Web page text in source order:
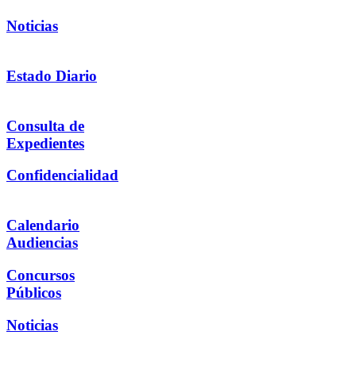
Noticias
Estado Diario
Consulta de
Expedientes
Confidencialidad
Calendario
Audiencias
Concursos
Públicos
Noticias